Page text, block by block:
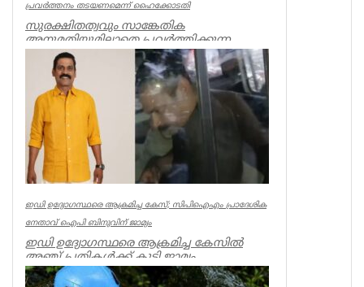
പ്രവര്‍ത്തനം തടയണമെന്ന് ഹൈക്കോടതി
സുരക്ഷിതത്വവും സാങ്കേതിക
അനുമതിയുമില്ലാതെ പ്രവര്‍ത്തിക്കുന്ന
അനധികൃത വാക്വം ലിഫ്റ്റുകളുടെ പ്രവര്‍ത്...
Kerala
ഇഡി ഉദ്യോഗസ്ഥരെ ആക്രമിച്ച കേസ്; സിപിഐഎം പ്രാദേശിക
നേതാവ് ഐപി ബിനുവിന് ജാമ്യം
ഇഡി ഉദ്യോഗസ്ഥരെ ആക്രമിച്ച കേസില്‍
അഞ്ച് പ്രതികള്‍ക്ക് കൂടി ജാമ്യം.
സിപിഐഎം നേതാവ് ഐപി ബിനു ഉള്‍പ്പട...